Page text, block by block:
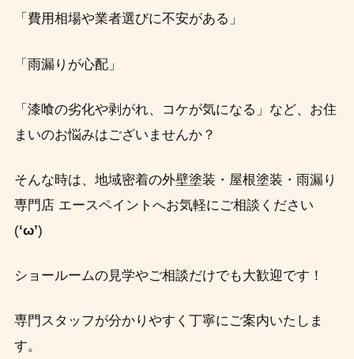
「費用相場や業者選びに不安がある」
「雨漏りが心配」
「漆喰の劣化や剥がれ、コケが気になる」など、お住
まいのお悩みはございませんか？
そんな時は、地域密着の外壁塗装・屋根塗装・雨漏り
専門店 エースペイントへお気軽にご相談ください
(‘ω’)
ショールームの見学やご相談だけでも大歓迎です！
専門スタッフが分かりやすく丁寧にご案内いたしま
す。